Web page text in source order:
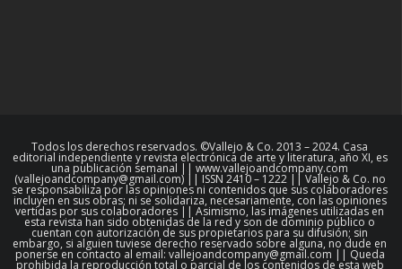
Todos los derechos reservados. ©Vallejo & Co. 2013 – 2024. Casa
editorial independiente y revista electrónica de arte y literatura, año XI, es
una publicación semanal || www.vallejoandcompany.com
(vallejoandcompany@gmail.com) || ISSN 2410 – 1222 || Vallejo & Co. no
se responsabiliza por las opiniones ni contenidos que sus colaboradores
incluyen en sus obras; ni se solidariza, necesariamente, con las opiniones
vertidas por sus colaboradores || Asimismo, las imágenes utilizadas en
esta revista han sido obtenidas de la red y son de dominio público o
cuentan con autorización de sus propietarios para su difusión; sin
embargo, si alguien tuviese derecho reservado sobre alguna, no dude en
ponerse en contacto al email: vallejoandcompany@gmail.com || Queda
prohibida la reproducción total o parcial de los contenidos de esta web